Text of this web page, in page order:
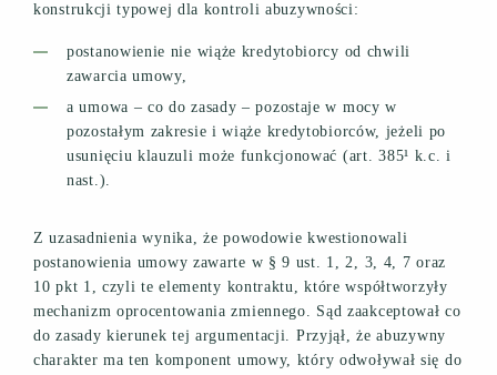
konstrukcji typowej dla kontroli abuzywności:
postanowienie nie wiąże kredytobiorcy od chwili
zawarcia umowy,
a umowa – co do zasady – pozostaje w mocy w
pozostałym zakresie i wiąże kredytobiorców, jeżeli po
usunięciu klauzuli może funkcjonować (art. 385¹ k.c. i
nast.).
Z uzasadnienia wynika, że powodowie kwestionowali
postanowienia umowy zawarte w § 9 ust. 1, 2, 3, 4, 7 oraz
10 pkt 1, czyli te elementy kontraktu, które współtworzyły
mechanizm oprocentowania zmiennego. Sąd zaakceptował co
do zasady kierunek tej argumentacji. Przyjął, że abuzywny
charakter ma ten komponent umowy, który odwoływał się do